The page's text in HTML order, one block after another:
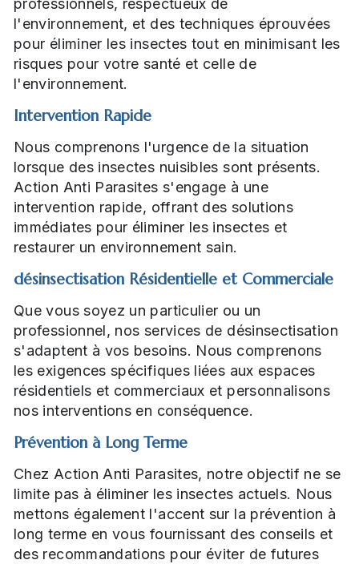
professionnels, respectueux de
l'environnement, et des techniques éprouvées
pour éliminer les insectes tout en minimisant les
risques pour votre santé et celle de
l'environnement.
Intervention Rapide
Nous comprenons l'urgence de la situation
lorsque des insectes nuisibles sont présents.
Action Anti Parasites s'engage à une
intervention rapide, offrant des solutions
immédiates pour éliminer les insectes et
restaurer un environnement sain.
désinsectisation Résidentielle et Commerciale
Que vous soyez un particulier ou un
professionnel, nos services de désinsectisation
s'adaptent à vos besoins. Nous comprenons
les exigences spécifiques liées aux espaces
résidentiels et commerciaux et personnalisons
nos interventions en conséquence.
Prévention à Long Terme
Chez Action Anti Parasites, notre objectif ne se
limite pas à éliminer les insectes actuels. Nous
mettons également l'accent sur la prévention à
long terme en vous fournissant des conseils et
des recommandations pour éviter de futures